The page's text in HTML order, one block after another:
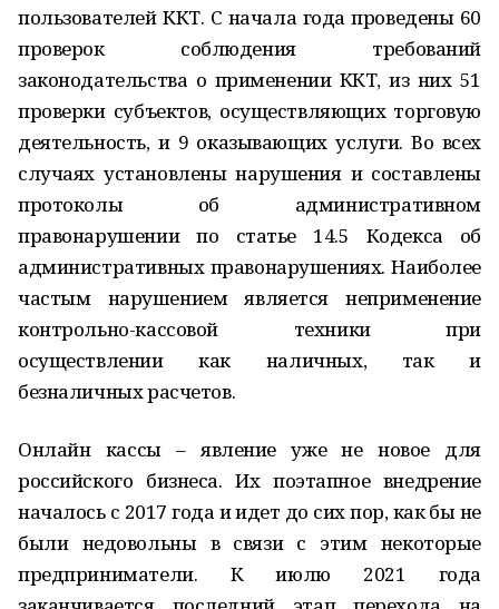
пользователей ККТ. С начала года проведены 60
проверок соблюдения требований
законодательства о применении ККТ, из них 51
проверки субъектов, осуществляющих торговую
деятельность, и 9 оказывающих услуги. Во всех
случаях установлены нарушения и составлены
протоколы об административном
правонарушении по статье 14.5 Кодекса об
административных правонарушениях. Наиболее
частым нарушением является неприменение
контрольно-кассовой техники при
осуществлении как наличных, так и
безналичных расчетов.
Онлайн кассы – явление уже не новое для
российского бизнеса. Их поэтапное внедрение
началось с 2017 года и идет до сих пор, как бы не
были недовольны в связи с этим некоторые
предприниматели. К июлю 2021 года